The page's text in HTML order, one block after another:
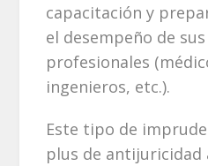
capacitación y
el desempeño de
profesionales
ingenieros, etc.).
Este tipo de
plus de antijuricidad